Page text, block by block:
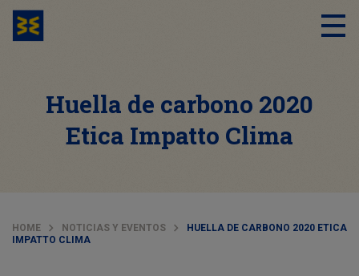
Huella de carbono 2020
Etica Impatto Clima
HOME NOTICIAS Y EVENTOS
HUELLA DE CARBONO 2020 ETICA
IMPATTO CLIMA